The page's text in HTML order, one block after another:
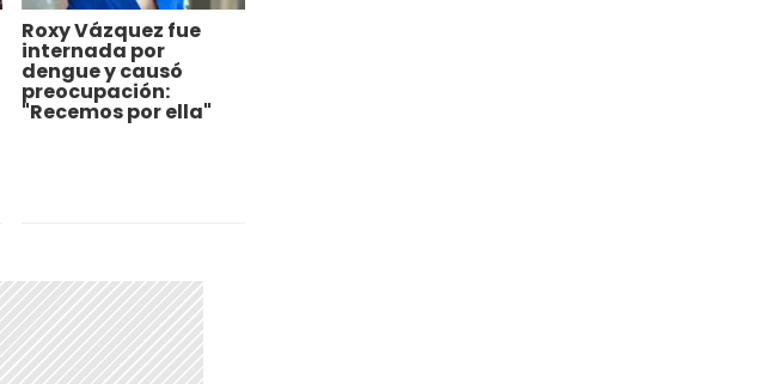
Roxy Vázquez fue
internada por
dengue y causó
preocupación:
"Recemos por ella"